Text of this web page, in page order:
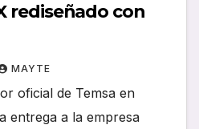
rediseñado con
MAYTE
oficial de Temsa en
entrega a la empresa